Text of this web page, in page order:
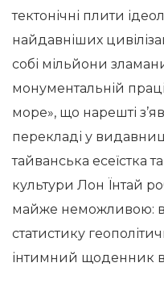
тектонічні плити
найдавніших
собі мільйони
монументальній
море», що нарешті
перекладі у
тайванська есеїстка
культури Лон Їнтай
майже неможливою:
статистику
інтимний щоденник